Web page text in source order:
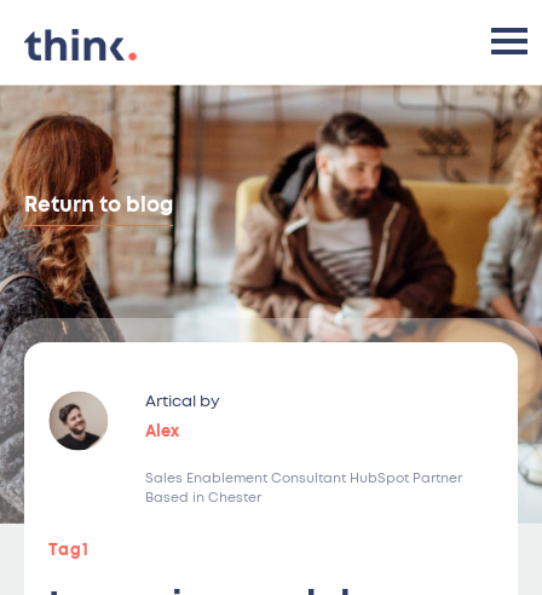
Return to blog
Artical by
Alex
Sales Enablement Consultant HubSpot Partner
Based in Chester
Tag1